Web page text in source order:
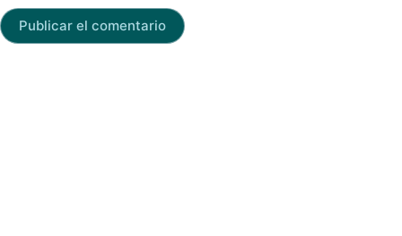
Publicar el comentario